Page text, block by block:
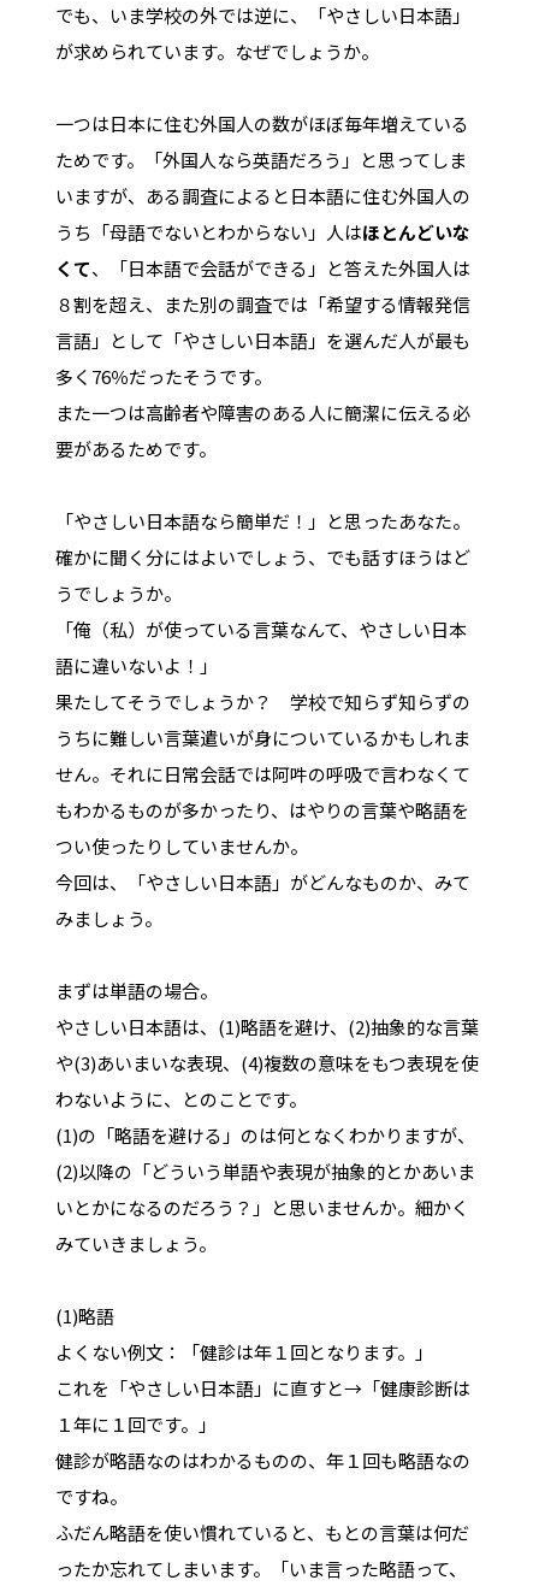
でも、いま学校の外では逆に、「やさしい日本語」
が求められています。なぜでしょうか。
一つは日本に住む外国人の数がほぼ毎年増えている
ためです。「外国人なら英語だろう」と思ってしま
いますが、ある調査によると日本語に住む外国人の
うち「母語でないとわからない」人はほとんどいな
くて、「日本語で会話ができる」と答えた外国人は
８割を超え、また別の調査では「希望する情報発信
言語」として「やさしい日本語」を選んだ人が最も
多く76％だったそうです。
また一つは高齢者や障害のある人に簡潔に伝える必
要があるためです。
「やさしい日本語なら簡単だ！」と思ったあなた。
確かに聞く分にはよいでしょう、でも話すほうはど
うでしょうか。
「俺（私）が使っている言葉なんて、やさしい日本
語に違いないよ！」
果たしてそうでしょうか？ 学校で知らず知らずの
うちに難しい言葉遣いが身についているかもしれま
せん。それに日常会話では阿吽の呼吸で言わなくて
もわかるものが多かったり、はやりの言葉や略語を
つい使ったりしていませんか。
今回は、「やさしい日本語」がどんなものか、みて
みましょう。
まずは単語の場合。
やさしい日本語は、(1)略語を避け、(2)抽象的な言葉
や(3)あいまいな表現、(4)複数の意味をもつ表現を使
わないように、とのことです。
(1)の「略語を避ける」のは何となくわかりますが、
(2)以降の「どういう単語や表現が抽象的とかあいま
いとかになるのだろう？」と思いませんか。細かく
みていきましょう。
(1)略語
よくない例文：「健診は年１回となります。」
これを「やさしい日本語」に直すと→「健康診断は
１年に１回です。」
健診が略語なのはわかるものの、年１回も略語なの
ですね。
ふだん略語を使い慣れていると、もとの言葉は何だ
ったか忘れてしまいます。「いま言った略語って、